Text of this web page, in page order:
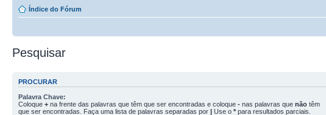
Índice do Fórum
Pesquisar
PROCURAR
Palavra Chave:
Coloque + na frente das palavras que têm que ser encontradas e coloque - nas palavras que não têm
que ser encontradas. Faça uma lista de palavras separadas por | Use o * para resultados parciais.